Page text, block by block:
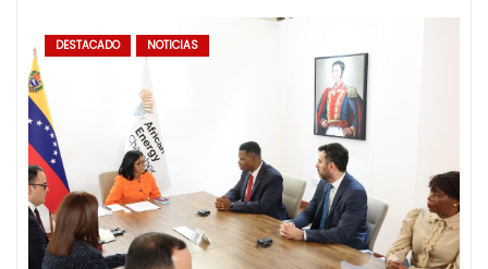
DESTACADO NOTICIAS